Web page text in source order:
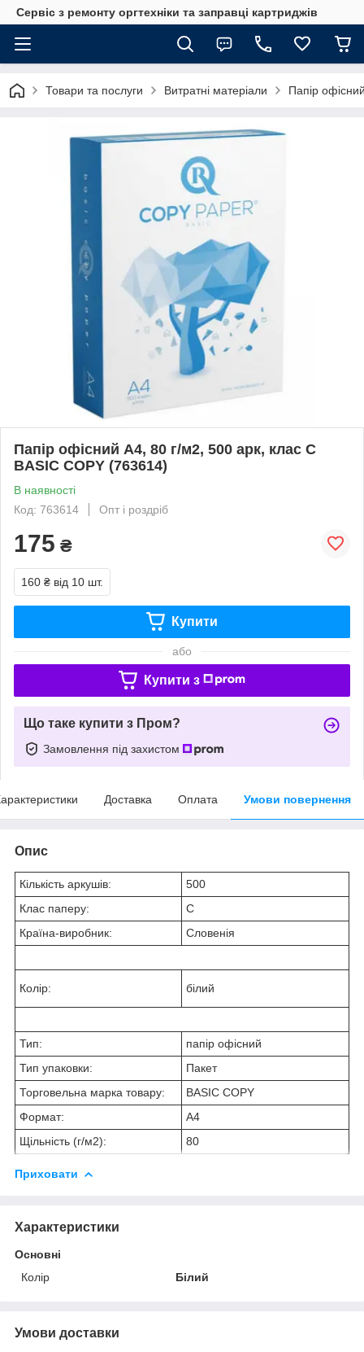
Сервіс з ремонту оргтехніки та заправці картриджів
Товари та послуги Витратні матеріали Папір
Папір офісний А4, 80 г/м2, 500 арк, клас С
BASIC COPY (763614)
В наявності
Код: 763614
Опт і роздріб
175 ₴
160 ₴ від 10 шт.
Купити
або
Купити з
Що таке купити з Пром?
Замовлення під захистом
Доставка Оплата Умови повернення
Опис
Кількість аркушів:
500
Клас паперу:
C
Країна-виробник:
Словенія
Колір: білий
Тип:
папір офісний
Тип упаковки:
Пакет
Торговельна марка товару:
BASIC COPY
Формат:
A4
Щільність (г/м2):
80
Приховати
Характеристики
Основні
Колір
Білий
Умови доставки